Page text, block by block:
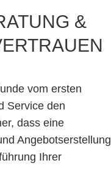
&
vom ersten
Service den
dass eine
Angebotserstellung
Ihrer